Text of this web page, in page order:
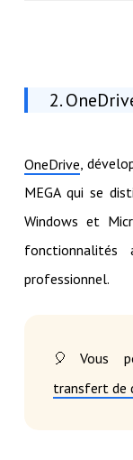
2.
OneDrive ,
MEGA qui se
Windows et
professionnel.
🎈Vous
transfert de